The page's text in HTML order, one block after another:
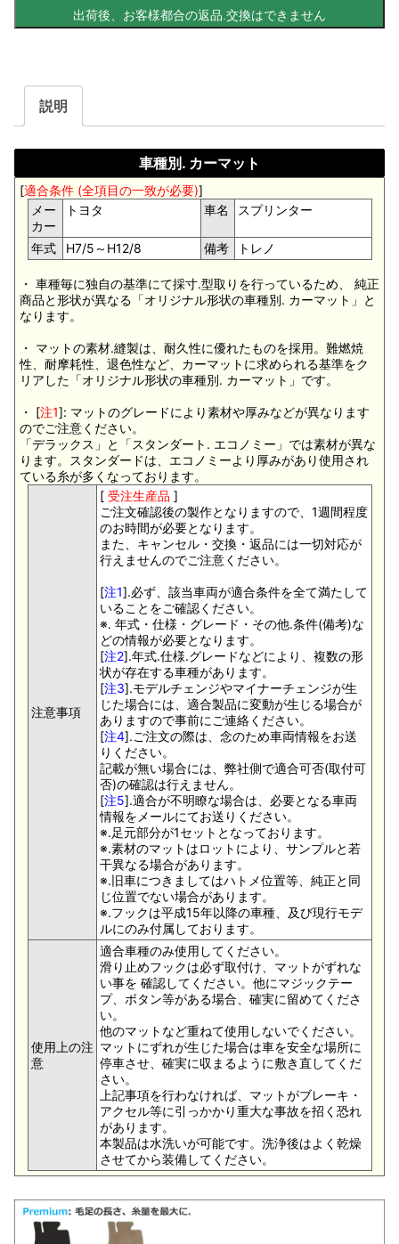
説明
車種別. カーマット
[適合条件 (全項目の一致が必要)]
メー
カー
トヨタ 車名 スプリンター
年式 H7/5～H12/8 備考 トレノ
・ 車種毎に独自の基準にて採寸.型取りを行っているため、 純正
商品と形状が異なる「オリジナル形状の車種別. カーマット」と
なります。
・ マットの素材.縫製は、耐久性に優れたものを採用。難燃焼
性、耐摩耗性、退色性など、カーマットに求められる基準をク
リアした「オリジナル形状の車種別. カーマット」です。
・ [注1]: マットのグレードにより素材や厚みなどが異なります
のでご注意ください。
「デラックス」と「スタンダート. エコノミー」では素材が異な
ります。スタンダードは、エコノミーより厚みがあり使用され
ている糸が多くなっております。
注意事項
[ 受注生産品 ]
ご注文確認後の製作となりますので、1週間程度
のお時間が必要となります。
また、キャンセル・交換・返品には一切対応が
行えませんのでご注意ください。
[注1].必ず、該当車両が適合条件を全て満たして
いることをご確認ください。
※. 年式・仕様・グレード・その他.条件(備考)な
どの情報が必要となります。
[注2].年式.仕様.グレードなどにより、複数の形
状が存在する車種があります。
[注3].モデルチェンジやマイナーチェンジが生
じた場合には、適合製品に変動が生じる場合が
ありますので事前にご連絡ください。
[注4].ご注文の際は、念のため車両情報をお送
りください。
記載が無い場合には、弊社側で適合可否(取付可
否)の確認は行えません。
[注5].適合が不明瞭な場合は、必要となる車両
情報をメールにてお送りください。
※.足元部分が1セットとなっております。
※.素材のマットはロットにより、サンプルと若
干異なる場合があります。
※.旧車につきましてはハトメ位置等、純正と同
じ位置でない場合があります。
※.フックは平成15年以降の車種、及び現行モデ
ルにのみ付属しております。
使用上の注
意
適合車種のみ使用してください。
滑り止めフックは必ず取付け、マットがずれな
い事を 確認してください。他にマジックテー
プ、ボタン等がある場合、確実に留めてくださ
い。
他のマットなど重ねて使用しないでください。
マットにずれが生じた場合は車を安全な場所に
停車させ、確実に収まるように敷き直してくだ
さい。
上記事項を行わなければ、マットがブレーキ・
アクセル等に引っかかり重大な事故を招く恐れ
があります。
本製品は水洗いが可能です。洗浄後はよく乾燥
させてから装備してください。